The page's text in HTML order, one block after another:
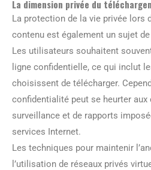
La dimension privée du
La protection de la vie privée lors
contenu est également un sujet
Les utilisateurs souhaitent
ligne confidentielle, ce qui inclut
choisissent de télécharger.
confidentialité peut se heurter aux
surveillance et de rapports
services Internet.
Les techniques pour maintenir
l’utilisation de réseaux privés